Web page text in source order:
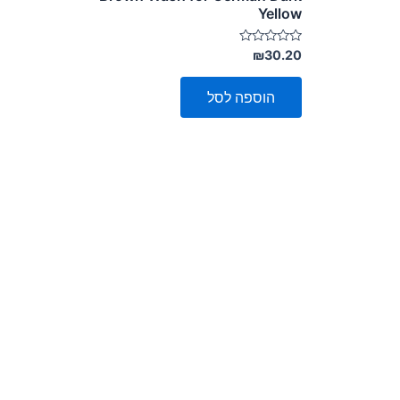
Yellow
דורג
0
מתוך
₪30.20
הוספה לסל